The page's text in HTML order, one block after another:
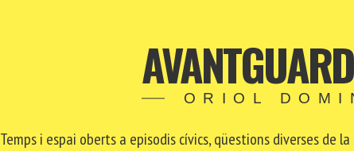
ORIOL
Temps i espai oberts a episodis cívics, qüestions diverses de